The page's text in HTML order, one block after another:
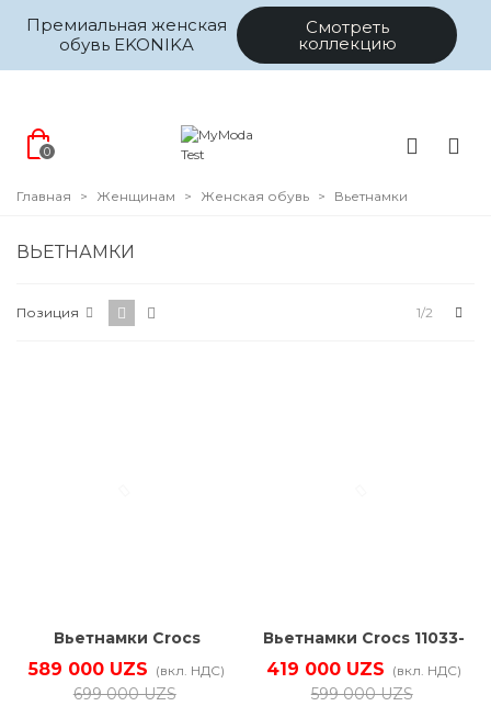
Премиальная женская
обувь EKONIKA
Смотреть
коллекцию
0
Главная > Женщинам > Женская обувь > Вьетнамки
Цена
ВЬЕТНАМКИ
Позиция 1/2
Вьетнамки Crocs
211435-2JJ
589 000 UZS (вкл. НДС)
699 000 UZS
Вьетнамки Crocs 11033-
100
419 000 UZS (вкл. НДС)
599 000 UZS